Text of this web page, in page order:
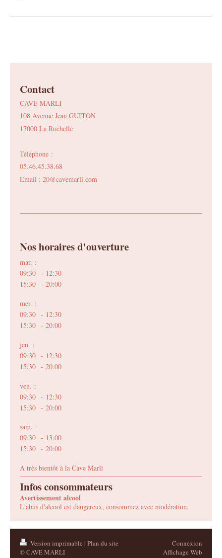
Contact
CAVE MARLI
108 Avenue Jean GUITON
17000 La Rochelle
Téléphone :
05.46.45.38.68
Email : 20@cavemarli.com
Nos horaires d'ouverture
mar. :
09:30 - 12:30
15:30 - 20:00
mer. :
09:30 - 12:30
15:30 - 20:00
jeu. :
09:30 - 12:30
15:30 - 20:00
ven. :
09:30 - 12:30
15:30 - 20:00
sam. :
09:30 - 13:00
15:30 - 20:00
A très bientôt à la Cave Marli
Infos consommateurs
Avertissement alcool
L'abus d'alcool est dangereux, consommez avec modération.
Version imprimable | Plan du site
© CAVE MARLI
Connexion
Affichage Web